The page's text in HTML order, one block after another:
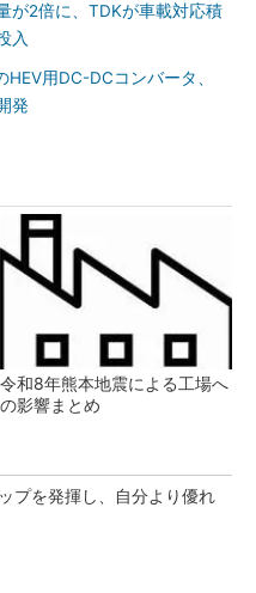
が2倍に、TDKが車載対応積
入
HEV用DC-DCコンバータ、
発
令和8年熊本地震による工場へ
の影響まとめ
プを発揮し、自分より優れ